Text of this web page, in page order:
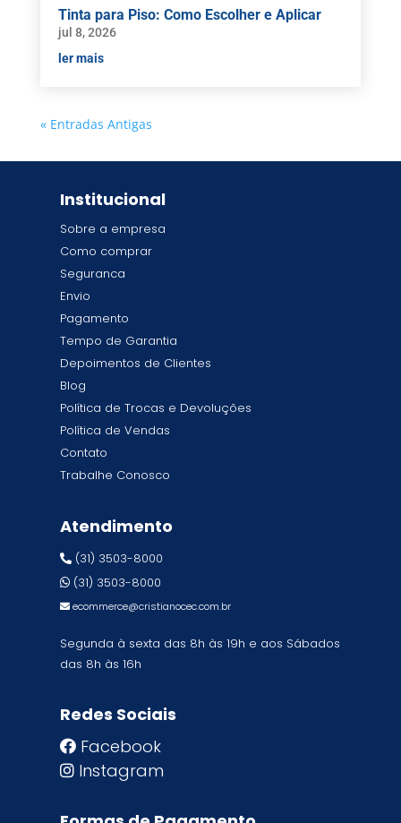
Tinta para Piso: Como Escolher e Aplicar
jul 8, 2026
ler mais
« Entradas Antigas
Institucional
Sobre a empresa
Como comprar
Seguranca
Envio
Pagamento
Tempo de Garantia
Depoimentos de Clientes
Blog
Política de Trocas e Devoluções
Política de Vendas
Contato
Trabalhe Conosco
Atendimento
(31) 3503-8000
(31) 3503-8000
ecommerce@cristianocec.com.br
Segunda à sexta das 8h às 19h e aos Sábados
das 8h às 16h
Redes Sociais
Facebook
Instagram